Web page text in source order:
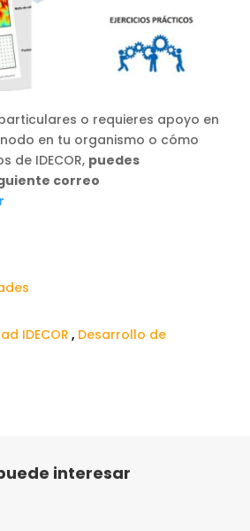
o requieres apoyo en
en tu organismo o cómo
de IDECOR, puedes
correo
IDECOR , Desarrollo de
interesar